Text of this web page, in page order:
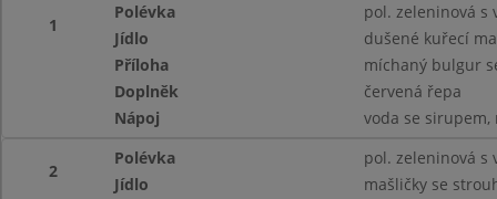
1
Polévka
pol. zeleninová s
Jídlo
dušené kuřecí
Příloha
míchaný bulgur
Doplněk
červená řepa
Nápoj
voda se
2
Polévka
pol. zeleninová s
Jídlo
mašličky se